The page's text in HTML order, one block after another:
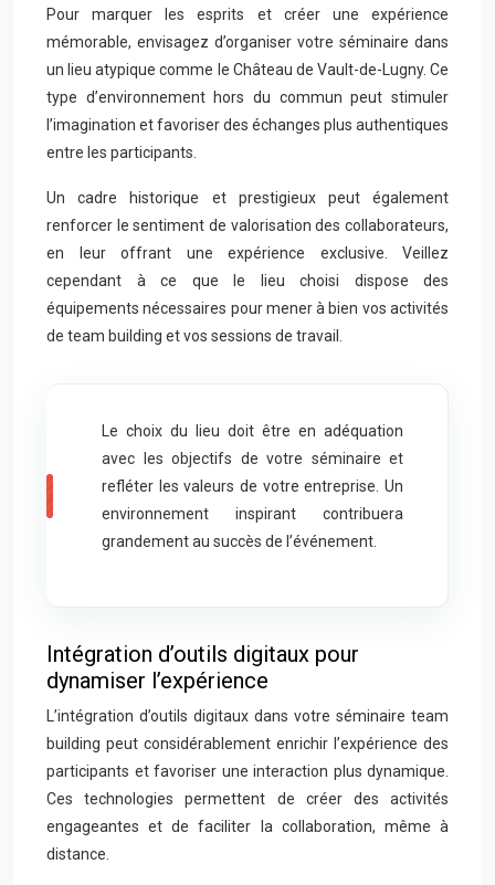
Pour marquer les esprits et créer une expérience
mémorable, envisagez d’organiser votre séminaire dans
un lieu atypique comme le Château de Vault-de-Lugny. Ce
type d’environnement hors du commun peut stimuler
l’imagination et favoriser des échanges plus authentiques
entre les participants.
Un cadre historique et prestigieux peut également
renforcer le sentiment de valorisation des collaborateurs,
en leur offrant une expérience exclusive. Veillez
cependant à ce que le lieu choisi dispose des
équipements nécessaires pour mener à bien vos activités
de team building et vos sessions de travail.
Le choix du lieu doit être en adéquation
avec les objectifs de votre séminaire et
refléter les valeurs de votre entreprise. Un
environnement inspirant contribuera
grandement au succès de l’événement.
Intégration d’outils digitaux pour
dynamiser l’expérience
L’intégration d’outils digitaux dans votre séminaire team
building peut considérablement enrichir l’expérience des
participants et favoriser une interaction plus dynamique.
Ces technologies permettent de créer des activités
engageantes et de faciliter la collaboration, même à
distance.